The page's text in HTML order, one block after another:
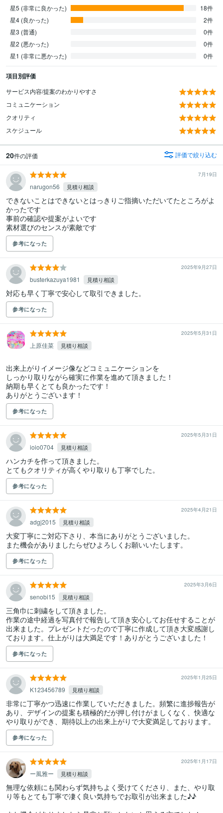
星5 (非常に良かった)
18件
星4 (良かった)
2件
星3 (普通)
0件
星2 (悪かった)
0件
星1 (非常に悪かった)
0件
項目別評価
サービス内容/提案のわかりやすさ
コミュニケーション
クオリティ
スケジュール
20件の評価 評価で絞り込む
7月19日
narugon56 見積り相談
できないことはできないとはっきりご指摘いただいてたところがよ
かったです
事前の確認や提案がよいです
素材選びのセンスが素敵です
参考になった
2025年9月27日
busterkazuya1981 見積り相談
対応も早く丁寧で安心して取引できました。
参考になった
2025年5月31日
上原佳菜 見積り相談
出来上がりイメージ像などコミュニケーションを
しっかり取りながら確実に作業を進めて頂きました！
納期も早くとても良かったです！
参考になった
2025年5月31日
ioio0704 見積り相談
ハンカチを作って頂きました。
とてもクオリティが高くやり取りも丁寧でした。
参考になった
2025年4月21日
adgj2015 見積り相談
大変丁寧にご対応下さり、本当にありがとうございました。
また機会がありましたらぜひよろしくお願いいたします。
参考になった
2025年3月6日
senobi15 見積り相談
三角巾に刺繍をして頂きました。
作業の途中経過を写真付で報告して頂き安心してお任せすることが
出来ました。プレゼントだったので丁寧に作成して頂き大変感謝し
ております。仕上がりは大満足です！ありがとうございました！
参考になった
2025年1月25日
K123456789 見積り相談
非常に丁寧かつ迅速に作業していただきました。頻繁に進捗報告が
あり、デザインの提案も積極的だが押し付けがましくなく、快適な
やり取りができ、期待以上の出来上がりで大変満足しております。
参考になった
2025年1月17日
ー風雅ー 見積り相談
無理な依頼にも関わらず気持ちよく受けてくださり、また、やり取
り等もとても丁寧で凄く良い気持ちでお取引が出来ました♪♪